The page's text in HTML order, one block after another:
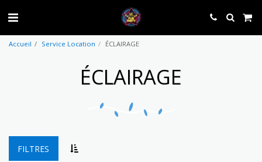
Accueil Service Location ÉCLAIRAGE
ÉCLAIRAGE
FILTRES